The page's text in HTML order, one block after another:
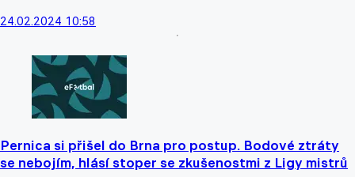
24.02.2024 10:58
Pernica si přišel do Brna pro postup. Bodové ztráty
se nebojím, hlásí stoper se zkušenostmi z Ligy mistrů